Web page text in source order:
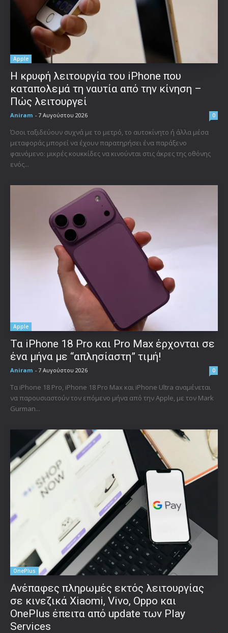
Apple
Η κρυφή λειτουργία του iPhone που
καταπολεμά τη ναυτία από την κίνηση –
Πώς λειτουργεί
Aniram - 7 Αυγούστου 2026 0
Όσοι ταξιδεύουν συχνά με το μετρό, το αυτοκίνητο ή άλλα μέσα
μεταφοράς μπορεί να έχουν παρατηρήσει ένα παράξενο
φαινόμενο: μικρές κουκκίδες να κινούνται στις άκρες της οθόνης
ενός...
Apple
Τα iPhone 18 Pro και Pro Max έρχονται σε
ένα μήνα με “απλησίαστη” τιμή!
Aniram - 7 Αυγούστου 2026 0
Τα iPhone 18 Pro, iPhone 18 Pro Max και iPhone Ultra αναμένεται
να παρουσιαστούν τον επόμενο μήνα από την Apple, με τον Mark
Gurman...
OnePlus
Ανέπαφες πληρωμές εκτός λειτουργίας
σε κινεζικά Xiaomi, Vivo, Oppo και
OnePlus έπειτα από update των Play
Services